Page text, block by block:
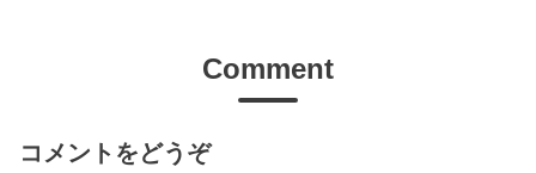
Comment
コメントをどうぞ